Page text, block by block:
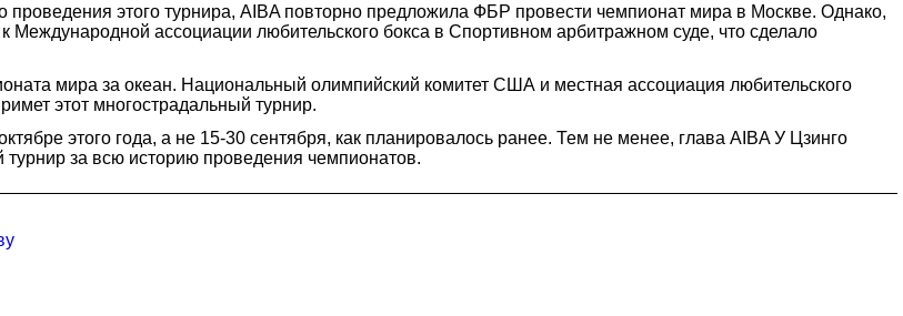
проведения этого турнира, AIBA повторно предложила ФБР провести чемпионат мира в Москве. Однако,
Международной ассоциации любительского бокса в Спортивном арбитражном суде, что сделало
мира за океан. Национальный олимпийский комитет США и местная ассоциация любительского
этот многострадальный турнир.
этого года, а не 15-30 сентября, как планировалось ранее. Тем не менее, глава AIBA У Цзинго
за всю историю проведения чемпионатов.